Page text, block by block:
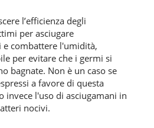
l’efficienza degli
per asciugare
combattere l'umidità,
per evitare che i germi si
bagnate. Non è un caso se
a favore di questa
invece l'uso di asciugamani in
nocivi.